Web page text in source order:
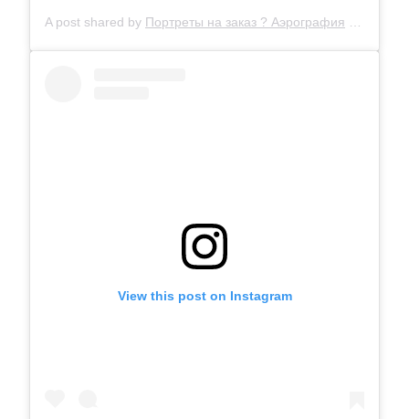
A post shared by Портреты на заказ ? Аэрография
View this post on Instagram